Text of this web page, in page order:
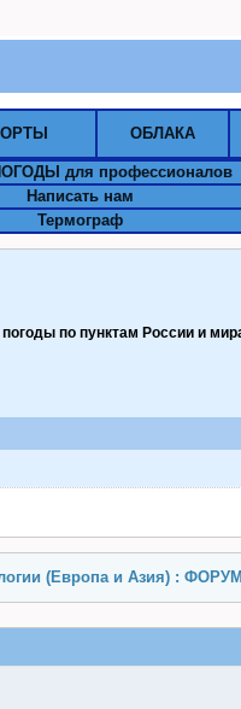
ОБЛАКА
для профессионалов
Написать нам
Термограф
по пунктам Pоссии и
(Европа и Азия) :